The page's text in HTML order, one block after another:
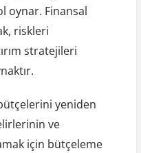
oynar. Finansal
riskleri
stratejileri
yeniden
ve
için bütçeleme